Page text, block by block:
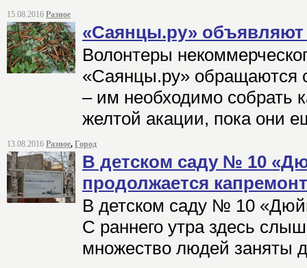
15.08.2016 Разное
«Саянцы.ру» объявляют
Волонтеры
«Саянцы.ру» обращаются
– им необходимо собрать
желтой акации, пока они
13.08.2016 Разное, Город
В детском саду № 10
продолжается капремонт
В детском саду № 10
С раннего утра здесь
множество людей заняты